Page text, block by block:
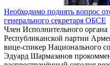
окружающих,
Необходимо поднять вопрос
генерального секретаря ОБСЕ
Член Исполнительного органа
Республиканской партии
вице-спикер Национального
Эдуард Шармазанов